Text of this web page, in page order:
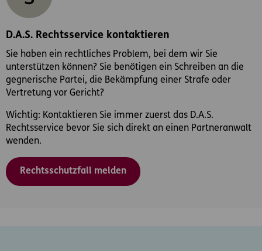
D.A.S. Rechtsservice kontaktieren
Sie haben ein rechtliches Problem, bei dem wir Sie
unterstützen können? Sie benötigen ein Schreiben an die
gegnerische Partei, die Bekämpfung einer Strafe oder
Vertretung vor Gericht?
Wichtig: Kontaktieren Sie immer zuerst das D.A.S.
Rechtsservice bevor Sie sich direkt an einen Partneranwalt
wenden.
Rechtsschutzfall melden